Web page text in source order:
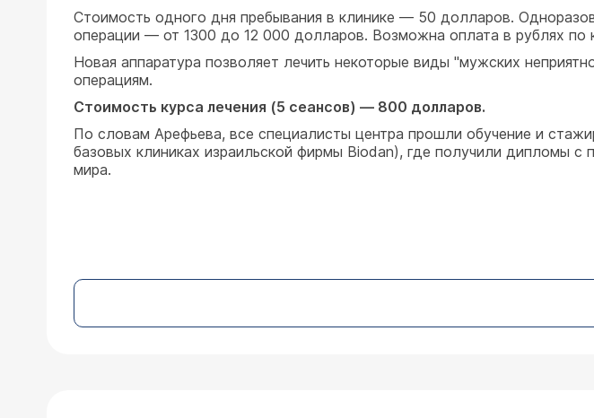
Стоимость одного дня пребывания в клинике — 50 долларов.
операции — от 1300 до 12 000 долларов. Возможна оплата в рублях по
Новая аппаратура позволяет лечить некоторые виды "мужских
операциям.
Стоимость курса лечения (5 сеансов) — 800 долларов.
По словам Арефьева, все специалисты центра прошли обучение и
базовых клиниках израильской фирмы Biodan), где получили дипломы
мира.